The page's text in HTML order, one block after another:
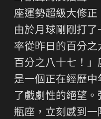
座運勢超級大修正
由於月球剛剛打
率從昨日的百分
百分之八十七！
是一個正在經歷
了戲劇性的絕望
瓶座，立刻感到一